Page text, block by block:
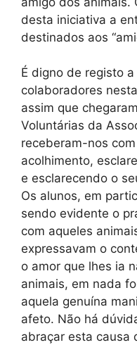
desta iniciativa a
destinados aos
É digno de registo
colaboradores
assim que
Voluntárias da
receberam-nos
acolhimento,
e esclarecendo o
Os alunos, em
sendo evidente o
com aqueles
expressavam o
o amor que lhes ia
animais, em nada
aquela genuína
afeto. Não há
abraçar esta causa